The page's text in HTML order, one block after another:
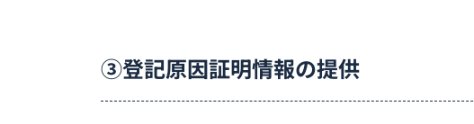
③登記原因証明情報の提供